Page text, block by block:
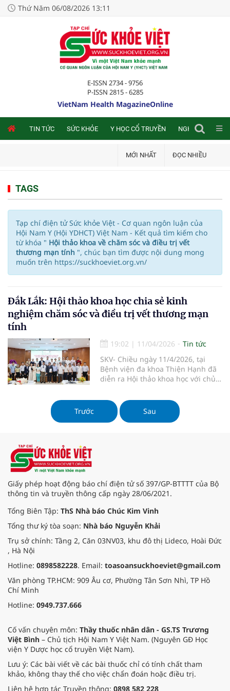
Thứ Năm 06/08/2026 13:11
E-ISSN 2734 - 9756
P-ISSN 2815 - 6285
VietNam Health MagazineOnline
TIN TỨC SỨC KHỎE Y HỌC CỔ TRUYỀN NGHIÊN CỨU
MỚI NHẤT ĐỌC NHIỀU
TAGS
Tạp chí điện tử Sức khỏe Việt - Cơ quan ngôn luận của
Hội Nam Y (Hội YDHCT) Việt Nam - Kết quả tìm kiếm cho
từ khóa " Hội thảo khoa về chăm sóc và điều trị vết
thương mạn tính ", chúc bạn tìm được nội dung mong
muốn trên https://suckhoeviet.org.vn/
Đắk Lắk: Hội thảo khoa học chia sẻ kinh
nghiệm chăm sóc và điều trị vết thương mạn
tính
19:02 | 11/04/2026
Tin tức
SKV- Chiều ngày 11/4/2026, tại
Bệnh viện đa khoa Thiện Hạnh đã
diễn ra Hội thảo khoa học với chủ
chăm sóc và điều trị vết thương
mạn tính”. Chương trình thu hút
gần 250 đại biểu là bác sĩ, điều
Trước Sau
Giấy phép hoạt động báo chí điện tử số 397/GP-BTTTT của Bộ
thông tin và truyền thông cấp ngày 28/06/2021.
Tổng Biên Tập: ThS Nhà báo Chúc Kim Vinh
Tổng thư ký tòa soạn: Nhà báo Nguyễn Khải
Trụ sở chính: Tầng 2, Căn 03NV03, khu đô thị Lideco, Hoài Đức
, Hà Nội
Hotline: 0898582228. Email: toasoansuckhoeviet@gmail.com
Văn phòng TP.HCM: 909 Âu cơ, Phường Tân Sơn Nhì, TP Hồ
Chí Minh
Hotline: 0949.737.666
Cố vấn chuyên môn: Thầy thuốc nhân dân - GS.TS Trương
Việt Bình – Chủ tịch Hội Nam Y Việt Nam. (Nguyên GĐ Học
viện Y Dược học cổ truyền Việt Nam).
Lưu ý: Các bài viết về các bài thuốc chỉ có tính chất tham
khảo, không thay thế cho việc chẩn đoán hoặc điều trị.
Liên hệ hợp tác Truyền thông: 0898 582 228